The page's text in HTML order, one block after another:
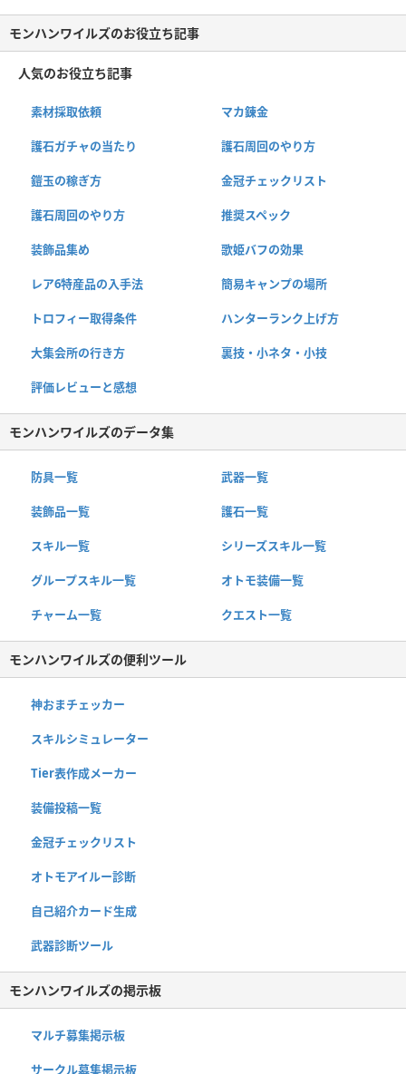
モンハンワイルズのお役立ち記事
人気のお役立ち記事
素材採取依頼 マカ錬金
護石ガチャの当たり 護石周回のやり方
鎧玉の稼ぎ方 金冠チェックリスト
護石周回のやり方 推奨スペック
装飾品集め 歌姫バフの効果
レア6特産品の入手法 簡易キャンプの場所
トロフィー取得条件 ハンターランク上げ方
大集会所の行き方 裏技・小ネタ・小技
評価レビューと感想
モンハンワイルズのデータ集
防具一覧 武器一覧
装飾品一覧 護石一覧
スキル一覧 シリーズスキル一覧
グループスキル一覧 オトモ装備一覧
チャーム一覧 クエスト一覧
モンハンワイルズの便利ツール
神おまチェッカー
スキルシミュレーター
Tier表作成メーカー
装備投稿一覧
金冠チェックリスト
オトモアイルー診断
自己紹介カード生成
武器診断ツール
モンハンワイルズの掲示板
マルチ募集掲示板
サークル募集掲示板